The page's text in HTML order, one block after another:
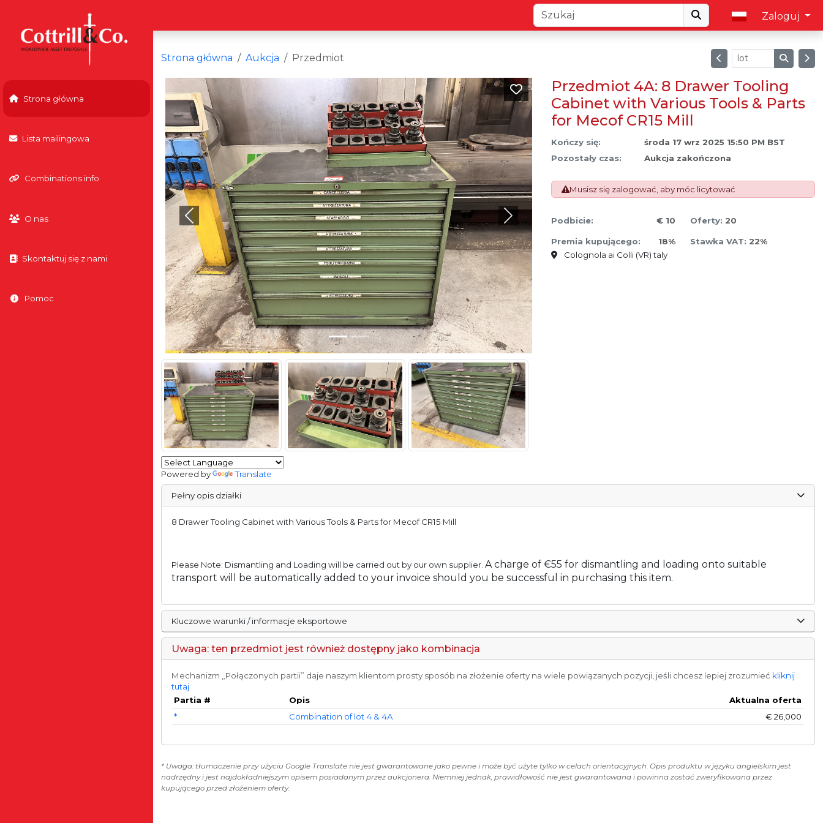
Zaloguj
Strona główna
Lista mailingowa
Combinations info
O nas
Skontaktuj się z nami
Pomoc
Strona główna Aukcja Przedmiot
Previous Next
Przedmiot 4A: 8 Drawer Tooling
Cabinet with Various Tools & Parts
for Mecof CR15 Mill
Kończy się:
środa 17 wrz 2025 15:50 PM BST
Pozostały czas:
Aukcja zakończona
Musisz się zalogować, aby móc licytować
Podbicie: € 10 Oferty:20
Premia kupującego: 18% Stawka VAT:22%
Colognola ai Colli (VR) taly
Powered by Translate
Pełny opis działki
8 Drawer Tooling Cabinet with Various Tools & Parts for Mecof CR15 Mill
Please Note: Dismantling and Loading will be carried out by our own supplier.A charge of €55 for dismantling and loading onto suitable
transport will be automatically added to your invoice should you be successful in purchasing this item.
Kluczowe warunki / informacje eksportowe
Uwaga: ten przedmiot jest również dostępny jako kombinacja
Mechanizm „Połączonych partii” daje naszym klientom prosty sposób na złożenie oferty na wiele powiązanych pozycji, jeśli chcesz lepiej zrozumieć kliknij
tutaj
Partia #
Opis
Aktualna oferta
*
Combination of lot 4 & 4A €26,000
* Uwaga: tłumaczenie przy użyciu Google Translate nie jest gwarantowane jako pewne i może być użyte tylko w celach orientacyjnych. Opis produktu w języku angielskim jest
nadrzędny i jest najdokładniejszym opisem posiadanym przez aukcjonera. Niemniej jednak, prawidłowość nie jest gwarantowana i powinna zostać zweryfikowana przez
kupującego przed złożeniem oferty.